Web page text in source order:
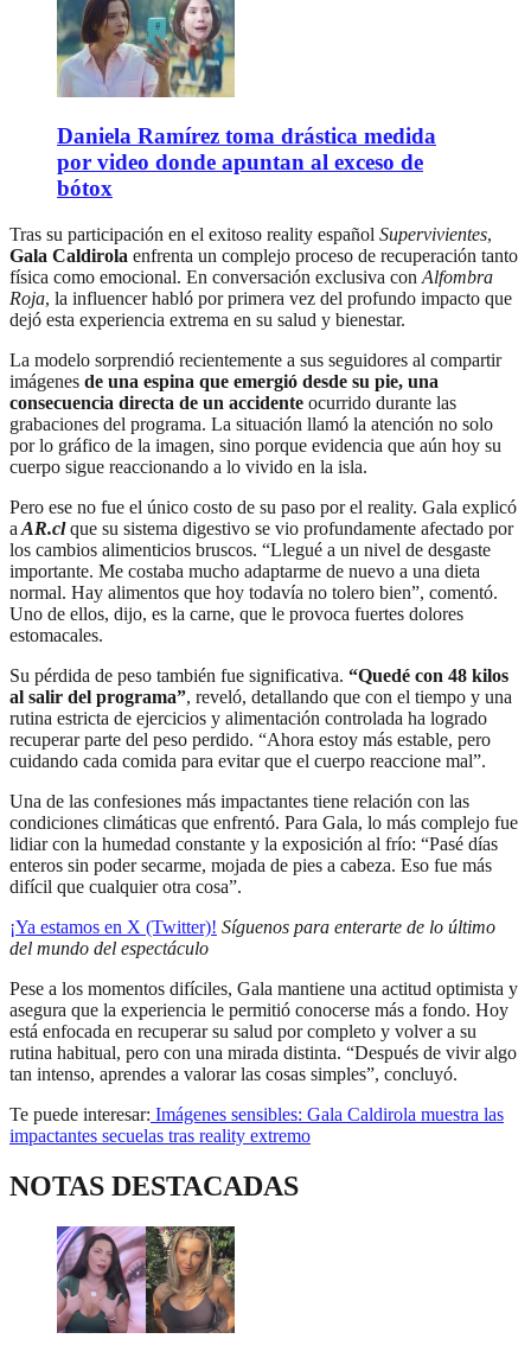
Daniela Ramírez toma drástica medida
por video donde apuntan al exceso de
bótox
Tras su participación en el exitoso reality español Supervivientes,
Gala Caldirola enfrenta un complejo proceso de recuperación tanto
física como emocional. En conversación exclusiva con Alfombra
Roja, la influencer habló por primera vez del profundo impacto que
dejó esta experiencia extrema en su salud y bienestar.
La modelo sorprendió recientemente a sus seguidores al compartir
imágenes de una espina que emergió desde su pie, una
consecuencia directa de un accidente ocurrido durante las
grabaciones del programa. La situación llamó la atención no solo
por lo gráfico de la imagen, sino porque evidencia que aún hoy su
cuerpo sigue reaccionando a lo vivido en la isla.
Pero ese no fue el único costo de su paso por el reality. Gala explicó
a AR.clque su sistema digestivo se vio profundamente afectado por
los cambios alimenticios bruscos. “Llegué a un nivel de desgaste
importante. Me costaba mucho adaptarme de nuevo a una dieta
normal. Hay alimentos que hoy todavía no tolero bien”, comentó.
Uno de ellos, dijo, es la carne, que le provoca fuertes dolores
estomacales.
Su pérdida de peso también fue significativa. “Quedé con 48 kilos
al salir del programa”, reveló, detallando que con el tiempo y una
rutina estricta de ejercicios y alimentación controlada ha logrado
recuperar parte del peso perdido. “Ahora estoy más estable, pero
cuidando cada comida para evitar que el cuerpo reaccione mal”.
Una de las confesiones más impactantes tiene relación con las
condiciones climáticas que enfrentó. Para Gala, lo más complejo fue
lidiar con la humedad constante y la exposición al frío: “Pasé días
enteros sin poder secarme, mojada de pies a cabeza. Eso fue más
difícil que cualquier otra cosa”.
¡Ya estamos en X (Twitter)! Síguenos para enterarte de lo último
del mundo del espectáculo
Pese a los momentos difíciles, Gala mantiene una actitud optimista y
asegura que la experiencia le permitió conocerse más a fondo. Hoy
está enfocada en recuperar su salud por completo y volver a su
rutina habitual, pero con una mirada distinta. “Después de vivir algo
tan intenso, aprendes a valorar las cosas simples”, concluyó.
Te puede interesar: Imágenes sensibles: Gala Caldirola muestra las
impactantes secuelas tras reality extremo
NOTAS DESTACADAS